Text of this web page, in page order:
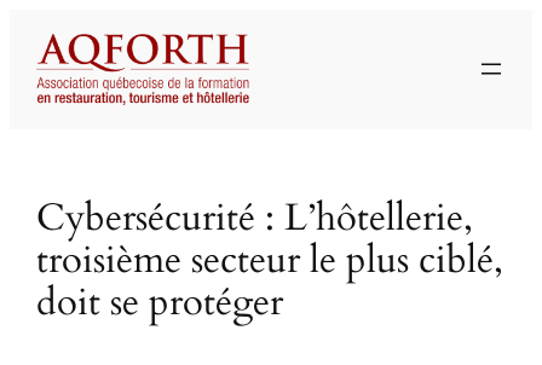
contenu
Cybersécurité : L’hôtellerie,
troisième secteur le plus ciblé,
doit se protéger